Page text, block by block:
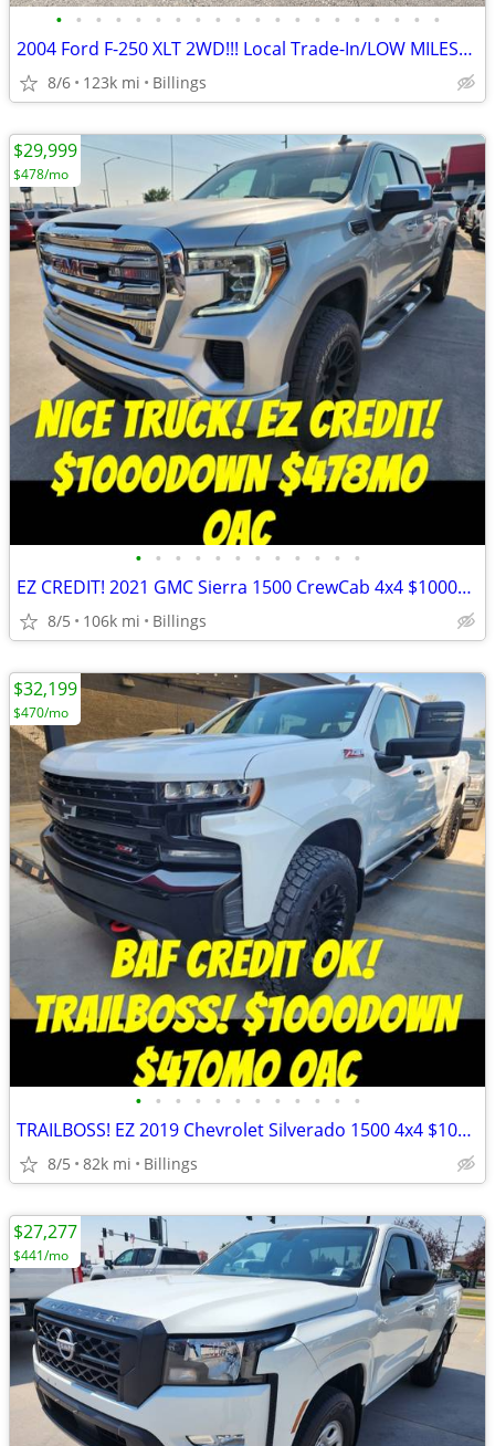
• • • • • • • • • • • • • • • • • • • •
2004 Ford F-250 XLT 2WD!!! Local Trade-In/LOW MILES/SUPER CLEAN!!!!!!
8/6 123k mi Billings
• • • • • • • • • • • •
EZ CREDIT! 2021 GMC Sierra 1500 CrewCab 4x4 $1000Down $478mo OAC
8/5 106k mi Billings
$29,999
$478/mo
• • • • • • • • • • • •
TRAILBOSS! EZ 2019 Chevrolet Silverado 1500 4x4 $1000Down $470mo OAC
8/5 82k mi Billings
$32,199
$470/mo
$27,277
$441/mo